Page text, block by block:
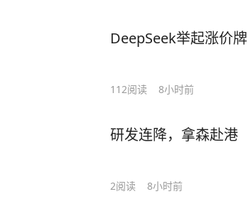
DeepSeek举起涨价牌
112阅读 8小时前
研发连降，拿森赴港
2阅读 8小时前